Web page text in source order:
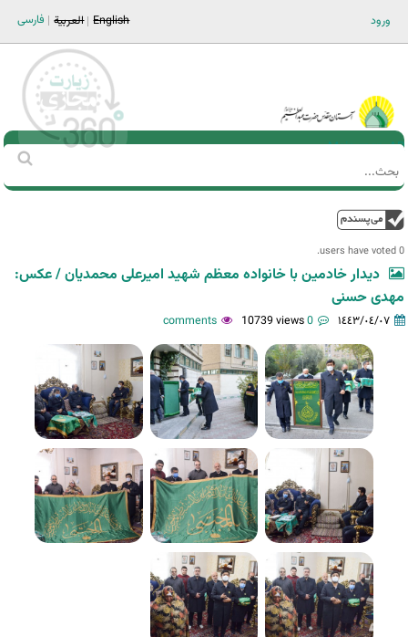
ورود فارسی العربية English
Main men-AR
استمارة
‏
0 users have voted.
دیدار خادمین با خانواده معظم شهید امیرعلی محمدیان / عکس:
مهدی حسنی
١٤٤٣/٠٤/٠٧ 0 comments
10739 views